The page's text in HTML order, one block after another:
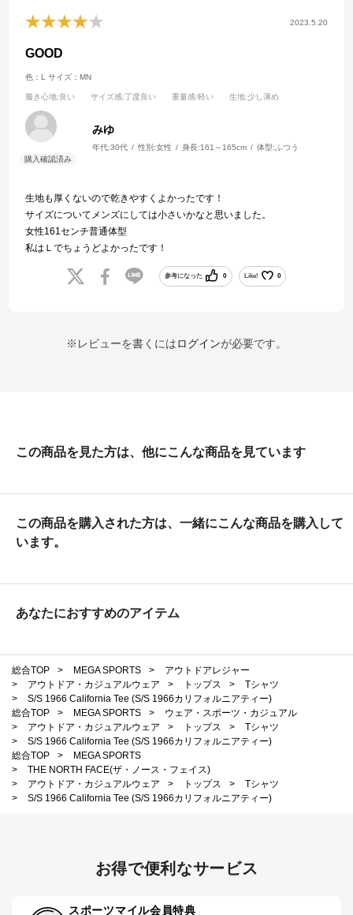
2023.5.20
GOOD
色：L サイズ：MN
履き心地:良い サイズ感:丁度良い 重量感:軽い 生地:少し薄め
みゆ
年代:30代 性別:女性 身長:161～165cm 体型: ふつう
生地も厚くないので乾きやすくよかったです！
サイズについてメンズにしては小さいかなと思いました。
女性161センチ普通体型
私はＬでちょうどよかったです！
参考になった 0 Like! 0
※レビューを書くにはログインが必要です。
この商品を見た方は、他にこんな商品を見ています
この商品を購入された方は、一緒にこんな商品を購入して
います。
あなたにおすすめのアイテム
総合TOP > MEGA SPORTS >
アウトドアレジャー
>
アウトドア・カジュアルウェア > トップス >
Tシャツ
>
S/S 1966 California Tee (S/S 1966カリフォルニアティー)
総合TOP
> MEGA SPORTS >
ウェア・スポーツ・カジュアル
>
アウトドア・カジュアルウェア > トップス >
Tシャツ
>
S/S 1966 California Tee (S/S 1966カリフォルニアティー)
総合TOP
>
MEGA SPORTS
>
THE NORTH FACE(ザ・ノース・フェイス)
>
アウトドア・カジュアルウェア > トップス >
Tシャツ
>
S/S 1966 California Tee (S/S 1966カリフォルニアティー)
お得で便利なサービス
スポーツマイル会員特典